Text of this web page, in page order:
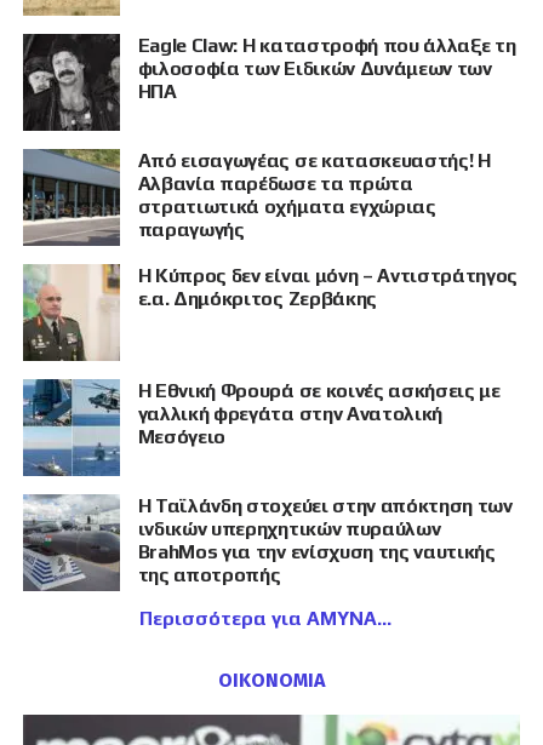
Eagle Claw: Η καταστροφή που άλλαξε τη
φιλοσοφία των Ειδικών Δυνάμεων των
ΗΠΑ
Από εισαγωγέας σε κατασκευαστής! Η
Αλβανία παρέδωσε τα πρώτα
στρατιωτικά οχήματα εγχώριας
παραγωγής
Η Κύπρος δεν είναι μόνη – Αντιστράτηγος
ε.α. Δημόκριτος Ζερβάκης
Η Εθνική Φρουρά σε κοινές ασκήσεις με
γαλλική φρεγάτα στην Ανατολική
Μεσόγειο
Η Ταϊλάνδη στοχεύει στην απόκτηση των
ινδικών υπερηχητικών πυραύλων
BrahMos για την ενίσχυση της ναυτικής
της αποτροπής
Περισσότερα για ΑΜΥΝΑ
ΟΙΚΟΝΟΜΙΑ